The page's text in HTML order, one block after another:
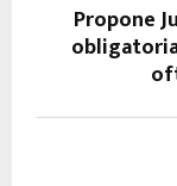
Propone